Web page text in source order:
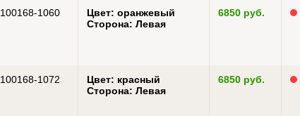
100168-1060
Цвет: оранжевый
Сторона: Левая
6850 руб.
100168-1072
Цвет: красный
Сторона: Левая
6850 руб.